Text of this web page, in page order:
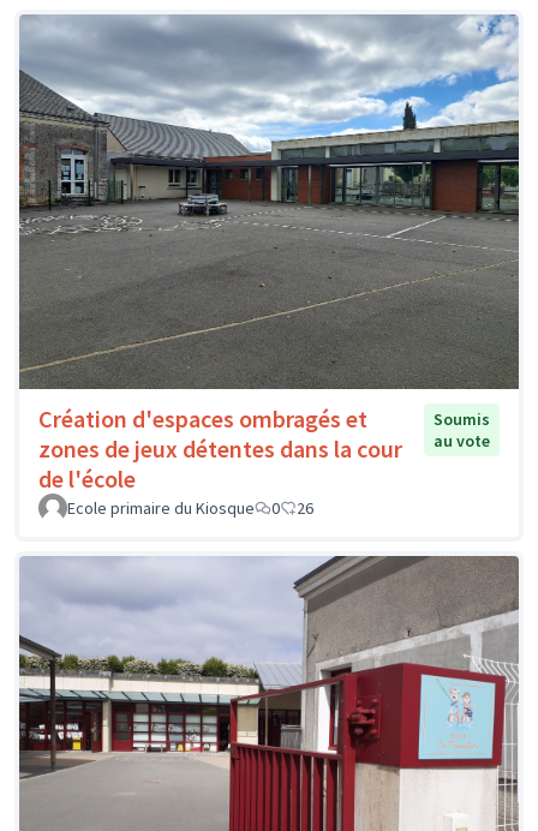
Création d'espaces ombragés et
zones de jeux détentes dans la cour
de l'école
Soumis
au vote
Ecole primaire du Kiosque 0 26